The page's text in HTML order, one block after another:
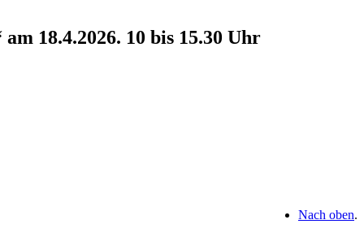
18.4.2026. 10 bis 15.30 Uhr
Nach oben.